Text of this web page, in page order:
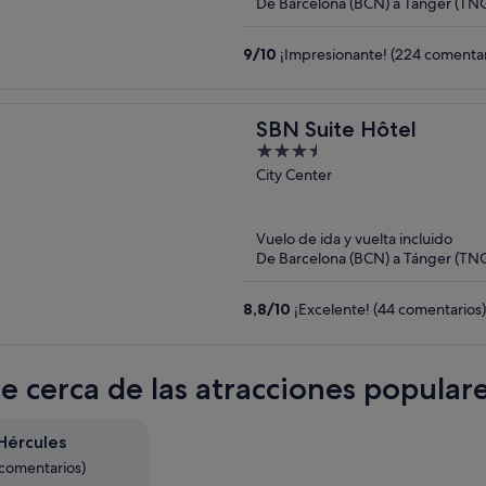
9/10 ¡Impresionante! (224
SBN Suite Hôtel
3.5
out
City Center
Vuelo de ida y vuelta incluido
De Barcelona (BCN) a Tánger
8,8/10 ¡Excelente! (44 comentarios)
cerca de las atracciones